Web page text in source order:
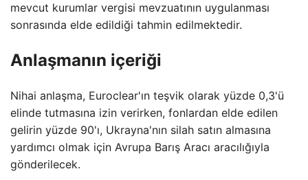
mevcut kurumlar vergisi mevzuatının uygulanması
sonrasında elde edildiği tahmin edilmektedir.
Anlaşmanın içeriği
Nihai anlaşma, Euroclear'ın teşvik olarak yüzde 0,3'ü
elinde tutmasına izin verirken, fonlardan elde edilen
gelirin yüzde 90'ı, Ukrayna'nın silah satın almasına
yardımcı olmak için Avrupa Barış Aracı aracılığıyla
gönderilecek.